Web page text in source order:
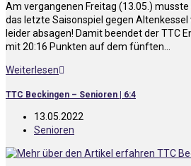
Am vergangenen Freitag (13.05.)
das letzte Saisonspiel gegen Altenkessel
leider absagen! Damit beendet der TTC
mit 20:16 Punkten auf dem fünften…
Weiterlesen
TTC Beckingen – Senioren | 6:4
13.05.2022
Senioren